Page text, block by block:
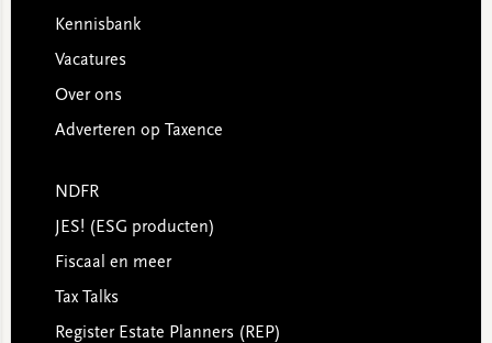
Kennisbank
Vacatures
Over ons
Adverteren op Taxence
NDFR
JES! (ESG producten)
Fiscaal en meer
Tax Talks
Register Estate Planners (REP)